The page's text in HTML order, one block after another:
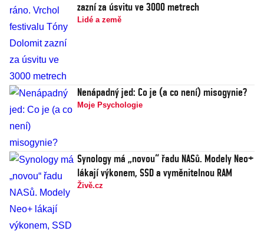
zazní za úsvitu ve 3000 metrech
Lidé a země
Nenápadný jed: Co je (a co není) misogynie?
Moje Psychologie
Synology má „novou“ řadu NASů. Modely Neo+
lákají výkonem, SSD a vyměnitelnou RAM
Živě.cz